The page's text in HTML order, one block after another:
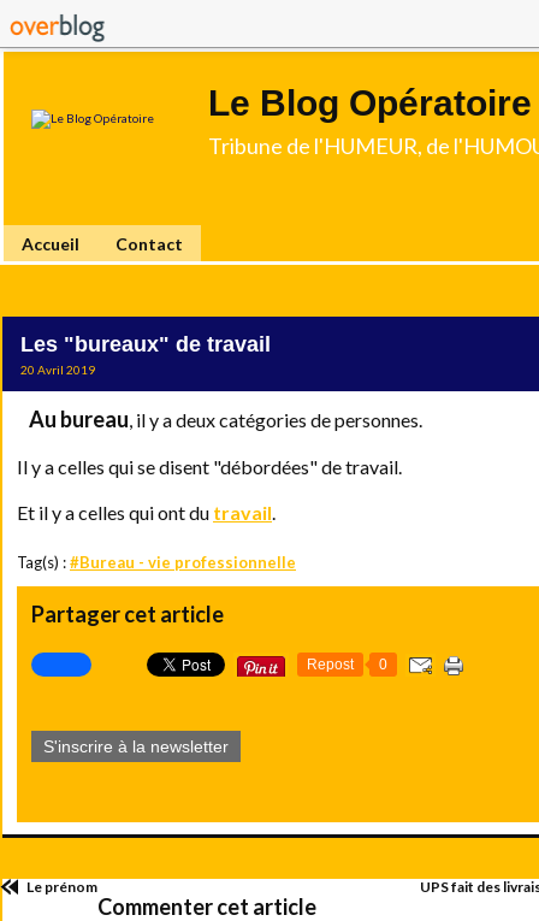
Le Blog Opératoire
Tribune de l'HUMEUR, de
Accueil Contact
Les "bureaux" de travail
20 Avril 2019
Au bureau, il y a deux catégories de personnes.
Il y a celles qui se disent "débordées" de travail.
Et il y a celles qui ont du travail.
Tag(s) :#Bureau - vie professionnelle
Partager cet article
Repost 0
S'inscrire à la newsletter
Le prénom UPS fait des
Commenter cet article